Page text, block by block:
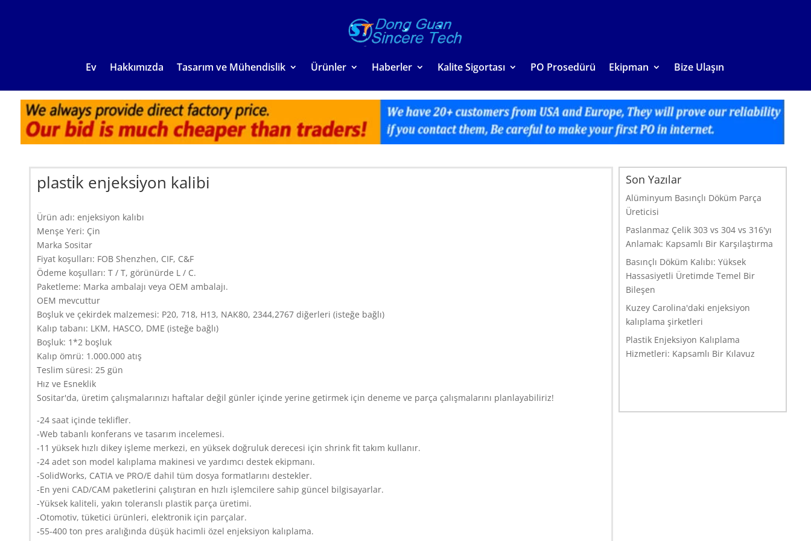
Ev Hakkımızda Tasarım ve Mühendislik Ürünler Haberler Kalite Sigortası PO Prosedürü Ekipman Bize Ulaşın
plasti̇k enjeksi̇yon kalibi
Ürün adı: enjeksiyon kalıbı
Menşe Yeri: Çin
Marka Sositar
Fiyat koşulları: FOB Shenzhen, CIF, C&F
Ödeme koşulları: T / T, görünürde L / C.
Paketleme: Marka ambalajı veya OEM ambalajı.
OEM mevcuttur
Boşluk ve çekirdek malzemesi: P20, 718, H13, NAK80, 2344,2767 diğerleri (isteğe bağlı)
Kalıp tabanı: LKM, HASCO, DME (isteğe bağlı)
Boşluk: 1*2 boşluk
Kalıp ömrü: 1.000.000 atış
Teslim süresi: 25 gün
Hız ve Esneklik
Sositar'da, üretim çalışmalarınızı haftalar değil günler içinde yerine getirmek için deneme ve parça çalışmalarını planlayabiliriz!
-24 saat içinde teklifler.
-Web tabanlı konferans ve tasarım incelemesi.
-11 yüksek hızlı dikey işleme merkezi, en yüksek doğruluk derecesi için shrink fit takım kullanır.
-24 adet son model kalıplama makinesi ve yardımcı destek ekipmanı.
-SolidWorks, CATIA ve PRO/E dahil tüm dosya formatlarını destekler.
-En yeni CAD/CAM paketlerini çalıştıran en hızlı işlemcilere sahip güncel bilgisayarlar.
-Yüksek kaliteli, yakın toleranslı plastik parça üretimi.
-Otomotiv, tüketici ürünleri, elektronik için parçalar.
-55-400 ton pres aralığında düşük hacimli özel enjeksiyon kalıplama.
Son Yazılar
Alüminyum Basınçlı Döküm Parça
Üreticisi
Paslanmaz Çelik 303 vs 304 vs 316'yı
Anlamak: Kapsamlı Bir Karşılaştırma
Basınçlı Döküm Kalıbı: Yüksek
Hassasiyetli Üretimde Temel Bir
Bileşen
Kuzey Carolina'daki enjeksiyon
kalıplama şirketleri
Plastik Enjeksiyon Kalıplama
Hizmetleri: Kapsamlı Bir Kılavuz